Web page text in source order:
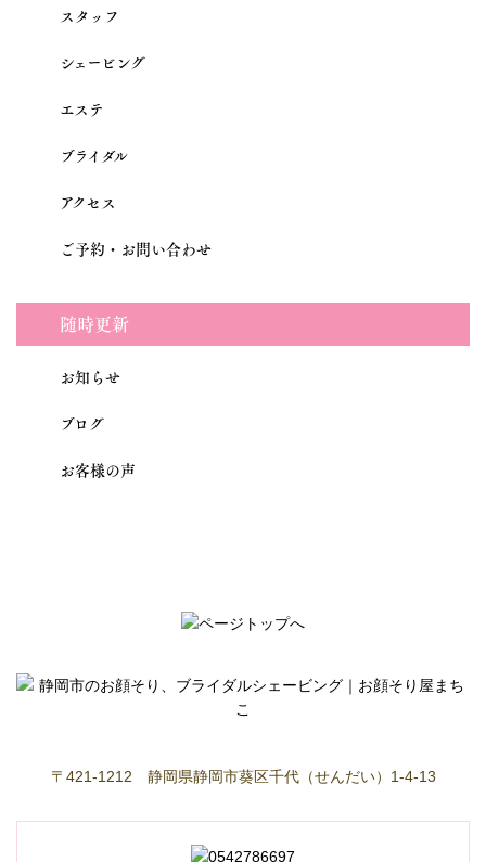
スタッフ
シェービング
エステ
ブライダル
アクセス
ご予約・お問い合わせ
随時更新
お知らせ
ブログ
お客様の声
〒421-1212 静岡県静岡市葵区千代（せんだい）1-4-13